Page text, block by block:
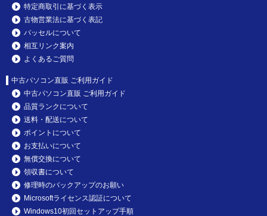
特定商取引に基づく表示
古物営業法に基づく表記
パッセルについて
相互リンク案内
よくあるご質問
中古パソコン直販 ご利用ガイド
中古パソコン直販 ご利用ガイド
品質ランクについて
送料・配送について
ポイントについて
お支払いについて
無償交換について
領収書について
修理時のバックアップのお願い
Microsoftライセンス認証について
Windows10初回セットアップ手順